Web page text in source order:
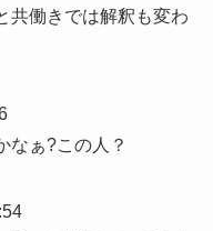
共働きでは解釈も変わ
なぁ?この人？